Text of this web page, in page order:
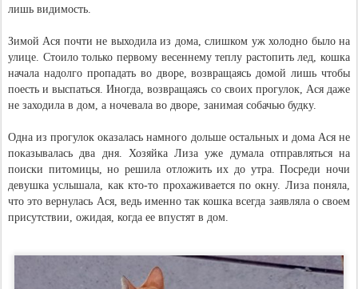
лишь видимость.
Зимой Ася почти не выходила из дома, слишком уж холодно было на
улице. Стоило только первому весеннему теплу растопить лед, кошка
начала надолго пропадать во дворе, возвращаясь домой лишь чтобы
поесть и выспаться. Иногда, возвращаясь со своих прогулок, Ася даже
не заходила в дом, а ночевала во дворе, занимая собачью будку.
Одна из прогулок оказалась намного дольше остальных и дома Ася не
показывалась два дня. Хозяйка Лиза уже думала отправляться на
поиски питомицы, но решила отложить их до утра. Посреди ночи
девушка услышала, как кто-то прохаживается по окну. Лиза поняла,
что это вернулась Ася, ведь именно так кошка всегда заявляла о своем
присутствии, ожидая, когда ее впустят в дом.